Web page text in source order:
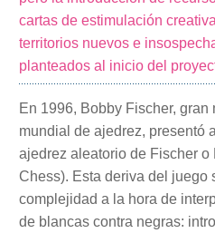
cartas de estimulación
territorios nuevos e
planteados al inicio del
En 1996, Bobby Fischer, gran
mundial de ajedrez, presentó
ajedrez aleatorio de Fischer
Chess). Esta deriva del juego
complejidad a la hora de
de blancas contra negras: